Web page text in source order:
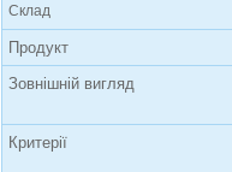
Склад
Продукт
Зовнішній вигляд
Критерії